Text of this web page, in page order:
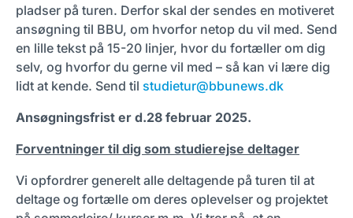
pladser på turen. Derfor skal der sendes en motiveret
ansøgning til BBU, om hvorfor netop du vil med. Send
en lille tekst på 15-20 linjer, hvor du fortæller om dig
selv, og hvorfor du gerne vil med – så kan vi lære dig
lidt at kende. Send til studietur@bbunews.dk
Ansøgningsfrist er d.28 februar 2025.
Forventninger til dig som studierejse deltager
Vi opfordrer generelt alle deltagende på turen til at
deltage og fortælle om deres oplevelser og projektet